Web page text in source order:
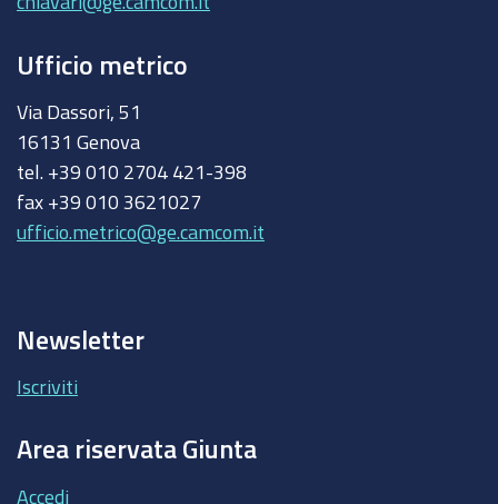
Ufficio metrico
Via Dassori, 51
16131 Genova
tel. +39 010 2704 421-398
fax +39 010 3621027
ufficio.metrico@ge.camcom.it
Newsletter
Iscriviti
Area riservata Giunta
Accedi